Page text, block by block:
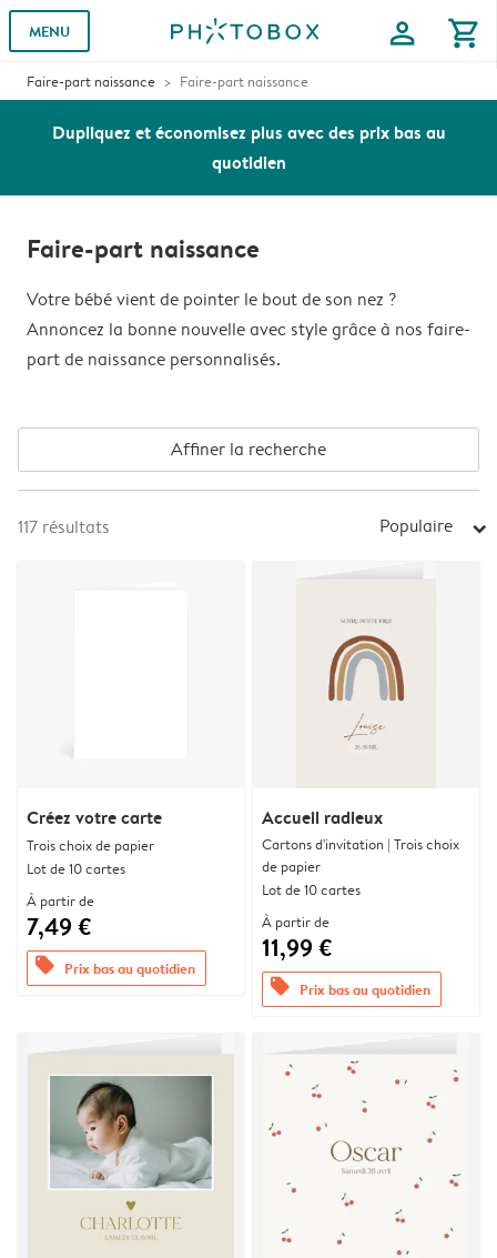
MENU profile shopping_cart
Faire-part naissance Faire-part naissance
Dupliquez et économisez plus avec des prix bas au
quotidien
Faire-part naissance
Votre bébé vient de pointer le bout de son nez ?
Annoncez la bonne nouvelle avec style grâce à nos faire-
part de naissance personnalisés.
Affiner la recherche
117 résultats Populaire arrow_right
Créez votre carte
Trois choix de papier
Lot de 10 cartes
À partir de
7,49 €
offers Prix bas au quotidien
Accueil radieux
Cartons d'invitation | Trois choix
de papier
Lot de 10 cartes
À partir de
11,99 €
offers Prix bas au quotidien